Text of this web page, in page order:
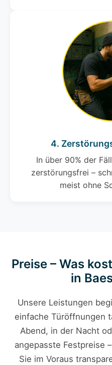
4.
In über 90% der
zerstörungsfrei –
meist ohne
Preise – Was
in
Unsere Leistungen
einfache Türöffnungen
Abend, in der Nacht
angepasste Festpreise
Sie im Voraus